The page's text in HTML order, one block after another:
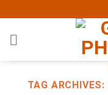
to
content
TAG ARCHIVES: